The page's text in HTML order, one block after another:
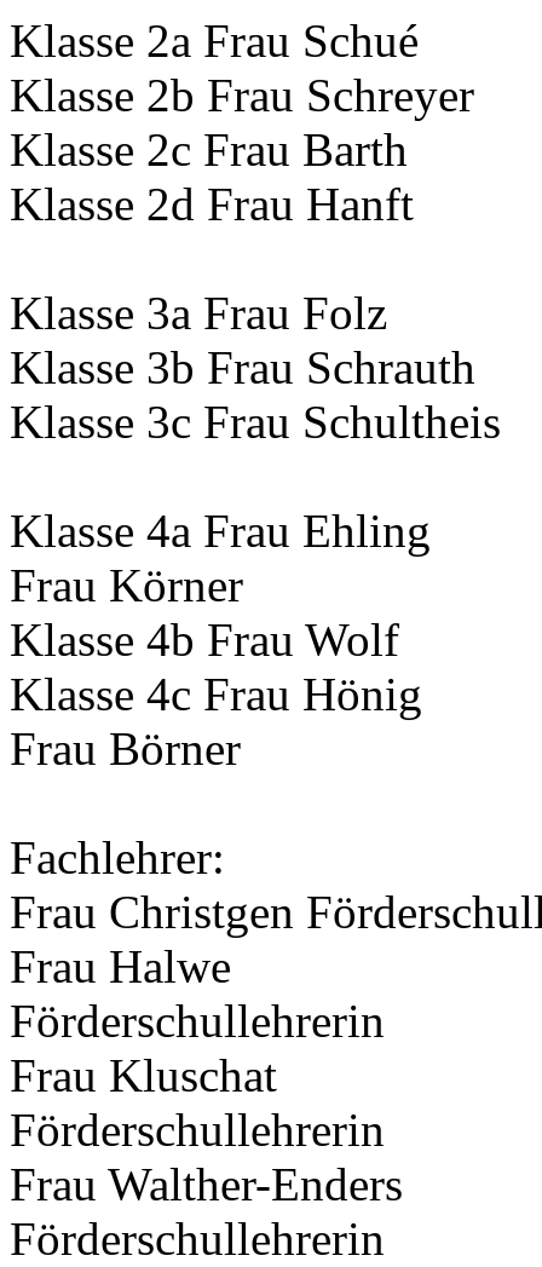
Klasse 2a Frau Schué
Klasse 2b Frau Schreyer
Klasse 2c Frau Barth
Klasse 2d Frau Hanft
Klasse 3a Frau Folz
Klasse 3b Frau Schrauth
Klasse 3c Frau Schultheis
Klasse 4a Frau Ehling
Frau Körner
Klasse 4b Frau Wolf
Klasse 4c Frau Hönig
Frau Börner
Fachlehrer:
Frau Christgen
Frau Halwe
Förderschullehrerin
Frau Kluschat
Förderschullehrerin
Frau Walther-Enders
Förderschullehrerin